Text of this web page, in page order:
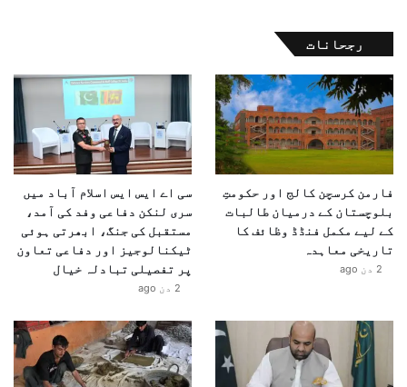
رجحانات
فارمن کرسچن کالج اور حکومتِ
بلوچستان کے درمیان طالبات
کے لیے مکمل فنڈڈ وظائف کا
تاریخی معاہدہ
2 دن ago
سی اے ایس ایس اسلام آباد میں
سری لنکن دفاعی وفد کی آمد،
مستقبل کی جنگ، ابھرتی ہوئی
ٹیکنالوجیز اور دفاعی تعاون
پر تفصیلی تبادلہ خیال
2 دن ago